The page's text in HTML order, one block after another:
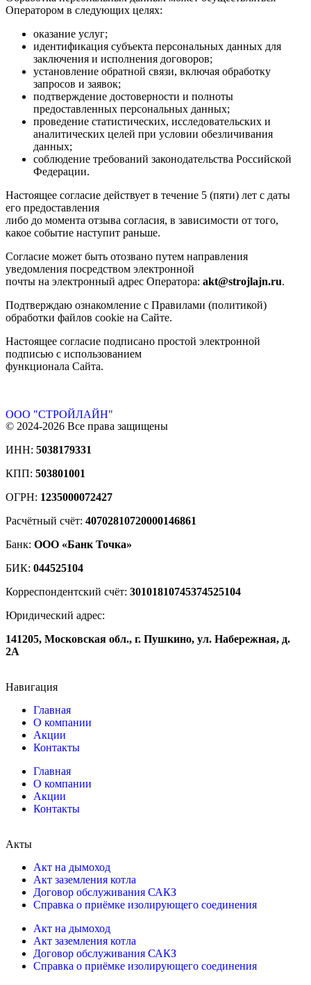
Оператором в следующих целях:
оказание услуг;
идентификация субъекта персональных данных для
заключения и исполнения договоров;
установление обратной связи, включая обработку
запросов и заявок;
подтверждение достоверности и полноты
предоставленных персональных данных;
проведение статистических, исследовательских и
аналитических целей при условии обезличивания
данных;
соблюдение требований законодательства Российской
Федерации.
Настоящее согласие действует в течение 5 (пяти) лет с даты
его предоставления
либо до момента отзыва согласия, в зависимости от того,
какое событие наступит раньше.
Согласие может быть отозвано путем направления
уведомления посредством электронной
почты на электронный адрес Оператора: akt@strojlajn.ru.
Подтверждаю ознакомление с Правилами (политикой)
обработки файлов cookie на Сайте.
Настоящее согласие подписано простой электронной
подписью с использованием
функционала Сайта.
ООО "СТРОЙЛАЙН"
© 2024-2026 Все права защищены
ИНН: 5038179331
КПП: 503801001
ОГРН: 1235000072427
Расчётный счёт: 40702810720000146861
Банк: ООО «Банк Точка»
БИК: 044525104
Корреспондентский счёт: 30101810745374525104
Юридический адрес:
141205, Московская обл., г. Пушкино, ул. Набережная, д.
2А
Навигация
Главная
О компании
Акции
Контакты
Главная
О компании
Акции
Контакты
Акты
Акт на дымоход
Акт заземления котла
Договор обслуживания САКЗ
Справка о приёмке изолирующего соединения
Акт на дымоход
Акт заземления котла
Договор обслуживания САКЗ
Справка о приёмке изолирующего соединения